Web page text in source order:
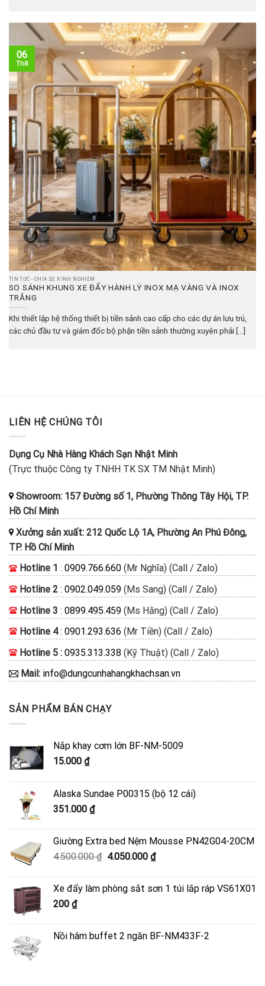
TIN TỨC - CHIA SẺ KINH NGHIỆM
SO SÁNH KHUNG XE ĐẨY HÀNH LÝ INOX MẠ VÀNG VÀ INOX
TRẮNG
Khi thiết lập hệ thống thiết bị tiền sảnh cao cấp cho các dự án lưu trú,
các chủ đầu tư và giám đốc bộ phận tiền sảnh thường xuyên phải [...]
06
Th8
LIÊN HỆ CHÚNG TÔI
Dụng Cụ Nhà Hàng Khách Sạn Nhật Minh
(Trực thuộc Công ty TNHH TK SX TM Nhật Minh)
Showroom: 157 Đường số 1, Phường Thông Tây Hội, TP.
Hồ Chí Minh
Xưởng sản xuất: 212 Quốc Lộ 1A, Phường An Phú Đông,
TP. Hồ Chí Minh
Hotline 1 : 0909.766.660 (Mr Nghĩa) (Call / Zalo)
Hotline 2 : 0902.049.059 (Ms Sang) (Call / Zalo)
Hotline 3 : 0899.495.459 (Ms Hằng) (Call / Zalo)
Hotline 4: 0901.293.636 (Mr Tiền) (Call / Zalo)
Hotline 5 : 0935.313.338 (Kỹ Thuật) (Call / Zalo)
Mail: info@dungcunhahangkhachsan.vn
SẢN PHẨM BÁN CHẠY
Nắp khay cơm lớn BF-NM-5009
15.000 ₫
Alaska Sundae P00315 (bộ 12 cái)
351.000 ₫
Giường Extra bed Nệm Mousse PN42G04-20CM
4.500.000₫ Giá
4.500.000 ₫.
4.050.000 ₫Giá
là:
Xe đẩy làm phòng sắt sơn 1 túi lắp ráp VS61X01
200 ₫
Nồi hâm buffet 2 ngăn BF-NM433F-2